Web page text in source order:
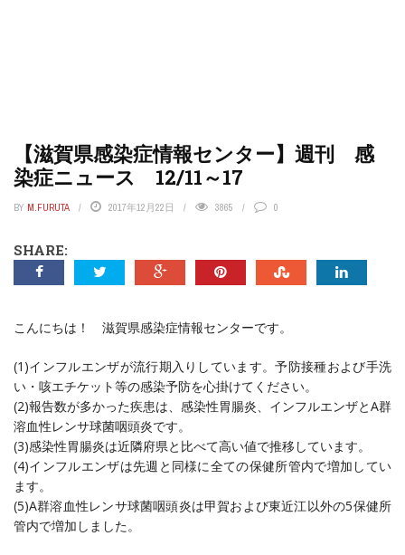
【滋賀県感染症情報センター】週刊 感
染症ニュース 12/11～17
BY M.FURUTA 2017年12月22日 3865 0
SHARE:
こんにちは！ 滋賀県感染症情報センターです。
(1)インフルエンザが流行期入りしています。予防接種および手洗
い・咳エチケット等の感染予防を心掛けてください。
(2)報告数が多かった疾患は、感染性胃腸炎、インフルエンザとA群
溶血性レンサ球菌咽頭炎です。
(3)感染性胃腸炎は近隣府県と比べて高い値で推移しています。
(4)インフルエンザは先週と同様に全ての保健所管内で増加してい
ます。
(5)A群溶血性レンサ球菌咽頭炎は甲賀および東近江以外の5保健所
管内で増加しました。